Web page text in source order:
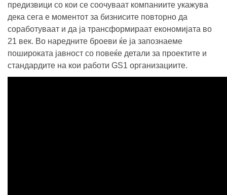
предизвици со кои се соочуваат компаниите укажува
дека сега е моментот за бизнисите повторно да
соработуваат и да ја трансформираат економијата во
21 век. Во наредните броеви ќе ја запознаеме
пошироката јавност со повеќе детали за проектите и
стандардите на кои работи GS1 организациите.